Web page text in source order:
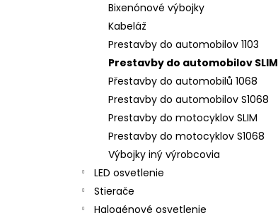
Bixenónové výbojky
Kabeláž
Prestavby do automobilov 1103
Prestavby do automobilov SLIM
Přestavby do automobilů 1068
Prestavby do automobilov S1068
Prestavby do motocyklov SLIM
Prestavby do motocyklov S1068
Výbojky iný výrobcovia
LED osvetlenie
Stierače
Halogénové osvetlenie